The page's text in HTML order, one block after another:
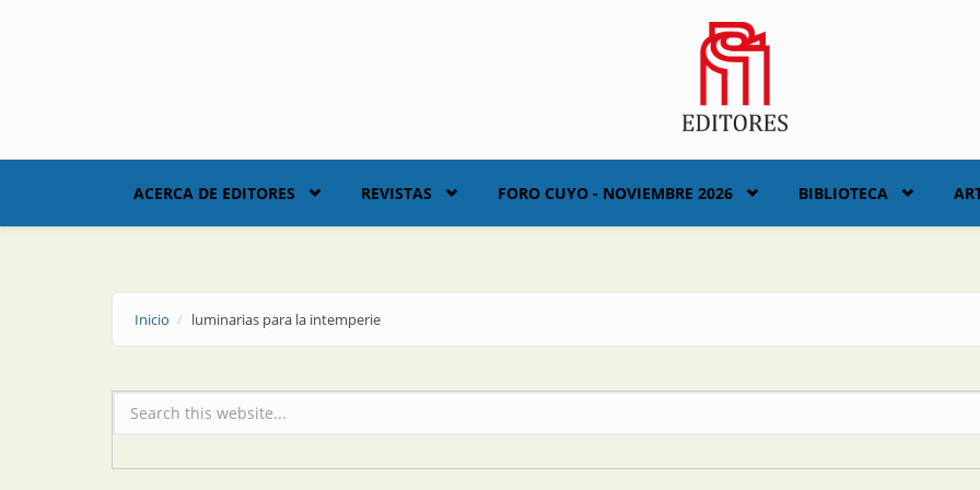
ACERCA DE EDITORES REVISTAS FORO CUYO - NOVIEMBRE 2026 BIBLIOTECA
Inicio luminarias para la intemperie
Formulario de búsqueda